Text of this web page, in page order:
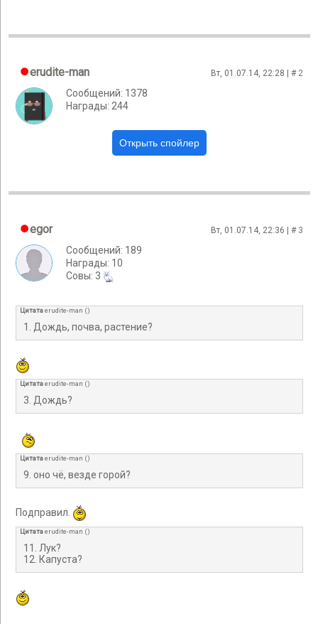
erudite-man Вт, 01.07.14, 22:28 | # 2
Сообщений: 1378
Награды: 244
egor Вт, 01.07.14, 22:36 | # 3
Сообщений: 189
Награды: 10
Cовы: 3
Цитатаerudite-man ()
1. Дождь, почва, растение?
Цитатаerudite-man ()
3. Дождь?
Цитатаerudite-man ()
9. оно чё, везде горой?
Подправил.
Цитатаerudite-man ()
11. Лук?
12. Капуста?